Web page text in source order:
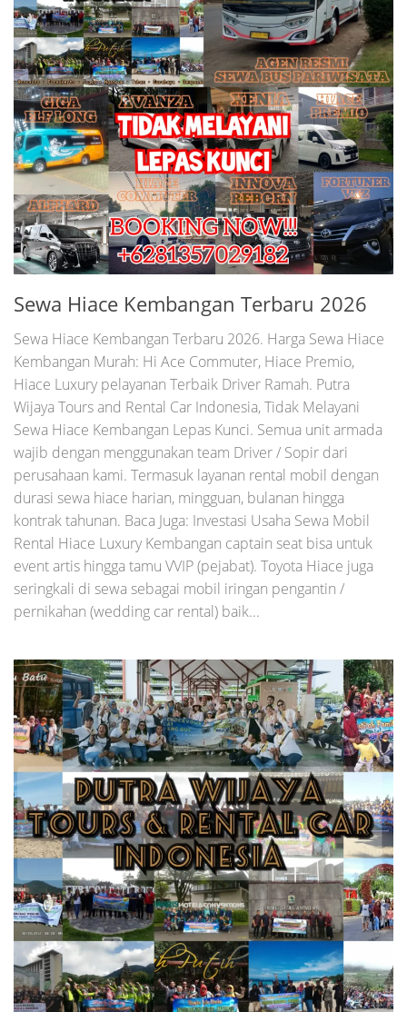
Sewa Hiace Kembangan Terbaru 2026
Sewa Hiace Kembangan Terbaru 2026. Harga Sewa Hiace
Kembangan Murah: Hi Ace Commuter, Hiace Premio,
Hiace Luxury pelayanan Terbaik Driver Ramah. Putra
Wijaya Tours and Rental Car Indonesia, Tidak Melayani
Sewa Hiace Kembangan Lepas Kunci. Semua unit armada
wajib dengan menggunakan team Driver / Sopir dari
perusahaan kami. Termasuk layanan rental mobil dengan
durasi sewa hiace harian, mingguan, bulanan hingga
kontrak tahunan. Baca Juga: Investasi Usaha Sewa Mobil
Rental Hiace Luxury Kembangan captain seat bisa untuk
event artis hingga tamu VVIP (pejabat). Toyota Hiace juga
seringkali di sewa sebagai mobil iringan pengantin /
pernikahan (wedding car rental) baik...